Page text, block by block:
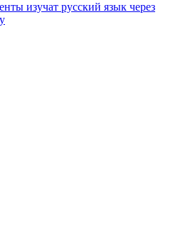
изучат русский язык через